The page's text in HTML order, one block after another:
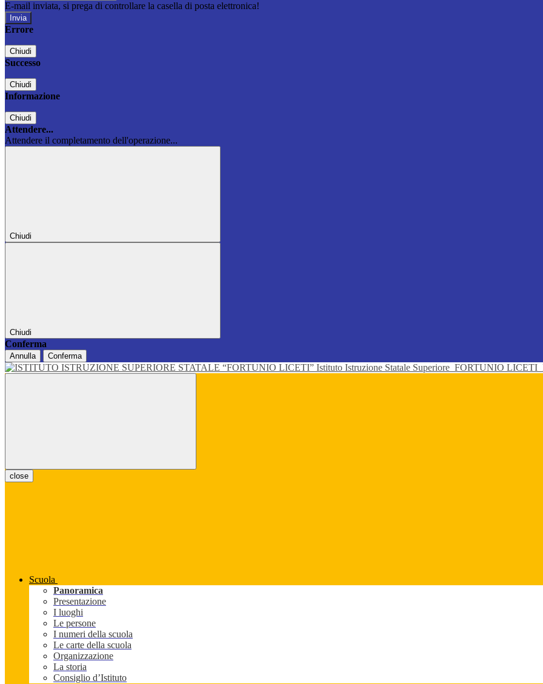
E-mail inviata, si prega di controllare la casella di posta elettronica!
Errore
Chiudi
Successo
Chiudi
Informazione
Chiudi
Attendere...
Attendere il completamento dell'operazione...
Chiudi
Chiudi
Conferma
Annulla Conferma
Istituto Istruzione Statale Superiore FORTUNIO LICETI
close
Scuola
Panoramica
Presentazione
I luoghi
Le persone
I numeri della scuola
Le carte della scuola
Organizzazione
La storia
Consiglio d’Istituto